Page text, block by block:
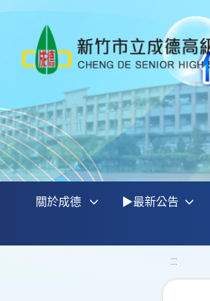
關於成德 ▶最新公告
:::